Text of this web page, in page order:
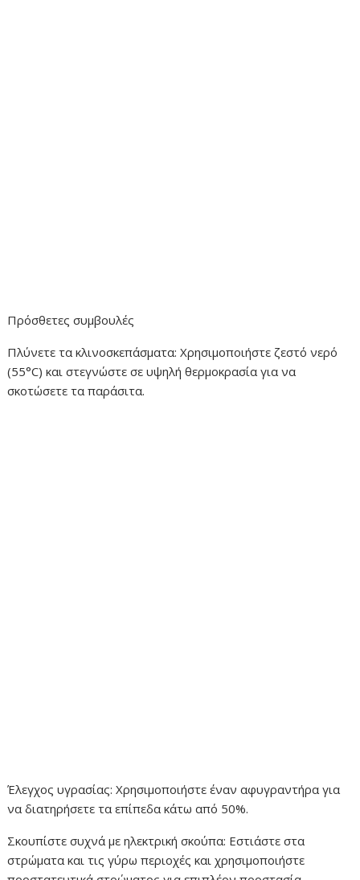
Πρόσθετες συμβουλές
Πλύνετε τα κλινοσκεπάσματα: Χρησιμοποιήστε ζεστό νερό
(55°C) και στεγνώστε σε υψηλή θερμοκρασία για να
σκοτώσετε τα παράσιτα.
Έλεγχος υγρασίας: Χρησιμοποιήστε έναν αφυγραντήρα για
να διατηρήσετε τα επίπεδα κάτω από 50%.
Σκουπίστε συχνά με ηλεκτρική σκούπα: Εστιάστε στα
στρώματα και τις γύρω περιοχές και χρησιμοποιήστε